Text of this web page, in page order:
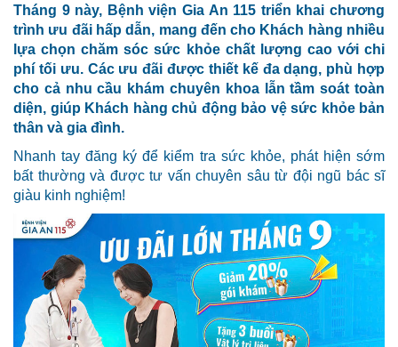
Tháng 9 này, Bệnh viện Gia An 115 triển khai chương
trình ưu đãi hấp dẫn, mang đến cho Khách hàng nhiều
lựa chọn chăm sóc sức khỏe chất lượng cao với chi
phí tối ưu. Các ưu đãi được thiết kế đa dạng, phù hợp
cho cả nhu cầu khám chuyên khoa lẫn tầm soát toàn
diện, giúp Khách hàng chủ động bảo vệ sức khỏe bản
thân và gia đình.
Nhanh tay đăng ký để kiểm tra sức khỏe, phát hiện sớm
bất thường và được tư vấn chuyên sâu từ đội ngũ bác sĩ
giàu kinh nghiệm!